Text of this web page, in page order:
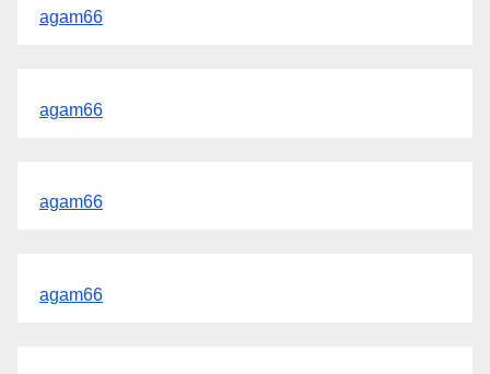
agam66
agam66
agam66
agam66